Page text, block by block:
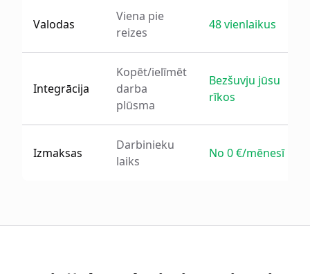
Valodas
Viena pie
reizes
48 vienlaikus
Integrācija
Kopēt/ielīmēt
darba
plūsma
Bezšuvju jūsu
rīkos
Izmaksas
Darbinieku
laiks
No 0 €/mēnesī